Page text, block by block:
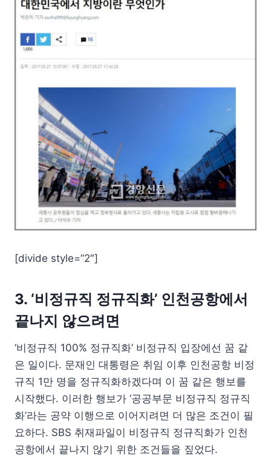
[divide style=”2″]
3. ‘비정규직 정규직화’ 인천공항에서
끝나지 않으려면
‘비정규직 100% 정규직화’ 비정규직 입장에선 꿈 같
은 일이다. 문재인 대통령은 취임 이후 인천공항 비정
규직 1만 명을 정규직화하겠다며 이 꿈 같은 행보를
시작했다. 이러한 행보가 ‘공공부문 비정규직 정규직
화’라는 공약 이행으로 이어지려면 더 많은 조건이 필
요하다. SBS 취재파일이 비정규직 정규직화가 인천
공항에서 끝나지 않기 위한 조건들을 짚었다.